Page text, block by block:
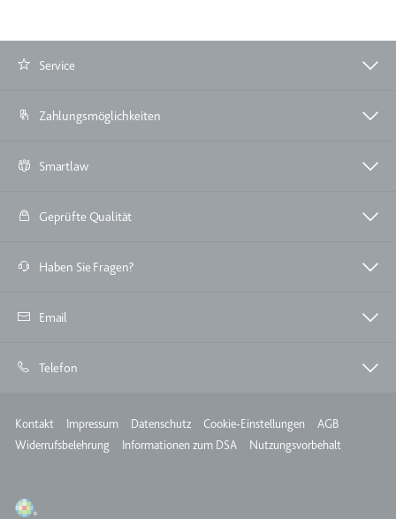
Service
Zahlungsmöglichkeiten
Smartlaw
Geprüfte Qualität
Haben Sie Fragen?
Email
Telefon
Meta
Kontakt Impressum Datenschutz Cookie-Einstellungen
AGB
Widerrufsbelehrung
Informationen zum DSA Nutzungsvorbehalt